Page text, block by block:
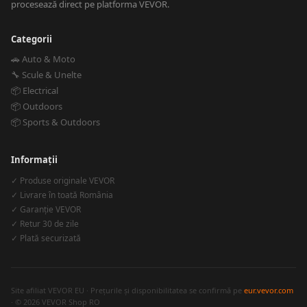
procesează direct pe platforma VEVOR.
Categorii
🚗 Auto & Moto
🔧 Scule & Unelte
📦 Electrical
📦 Outdoors
📦 Sports & Outdoors
Informații
✓ Produse originale VEVOR
✓ Livrare în toată România
✓ Garanție VEVOR
✓ Retur 30 de zile
✓ Plată securizată
Site afiliat VEVOR EU · Prețurile și disponibilitatea se confirmă pe eur.vevor.com
· © 2026 VEVOR Shop RO